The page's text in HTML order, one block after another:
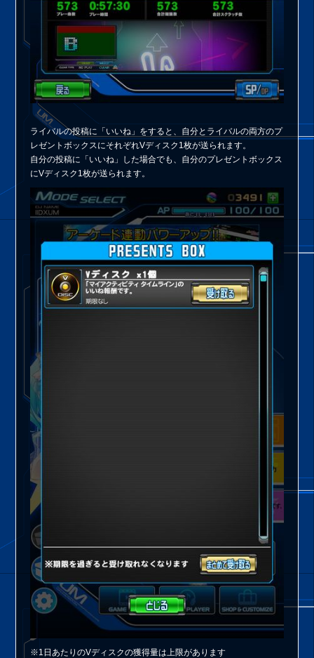
ライバルの投稿に「いいね」をすると、自分とライバルの両方のプ
レゼントボックスにそれぞれVディスク1枚が送られます。
自分の投稿に「いいね」した場合でも、自分のプレゼントボックス
にVディスク1枚が送られます。
※1日あたりのVディスクの獲得量は上限があります